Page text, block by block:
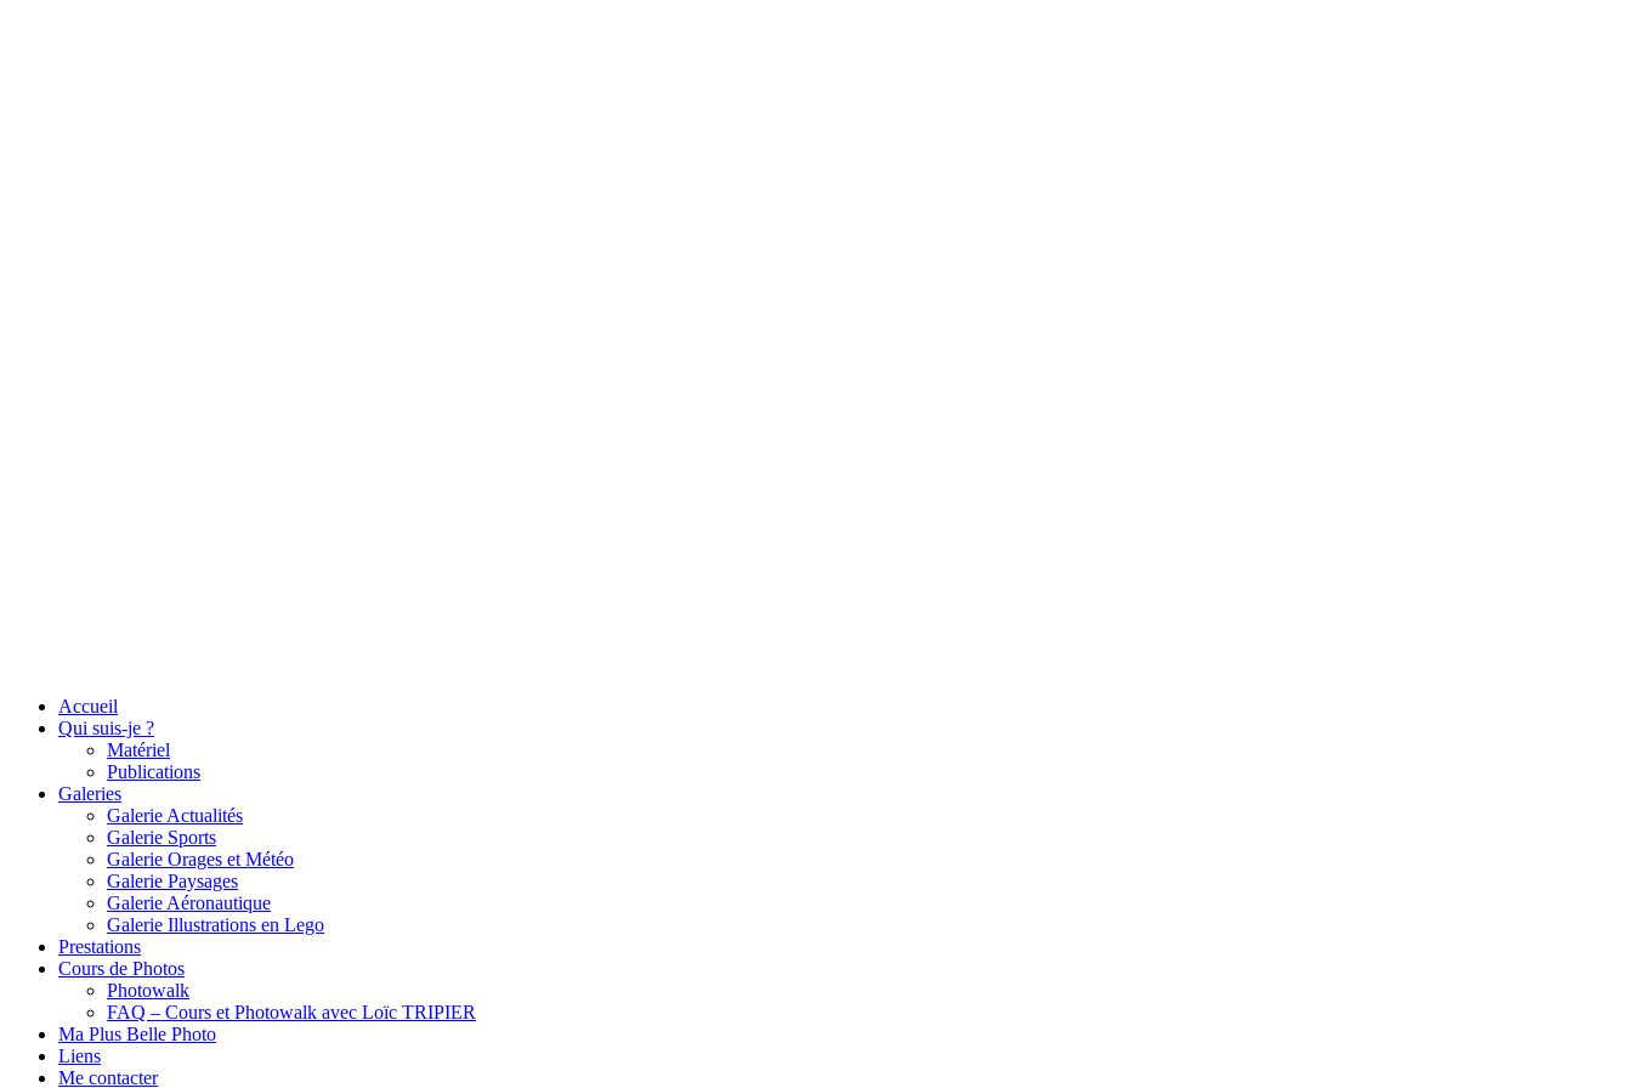
Accueil
Qui suis-je ?
Matériel
Publications
Galeries
Galerie Actualités
Galerie Sports
Galerie Orages et Météo
Galerie Paysages
Galerie Aéronautique
Galerie Illustrations en Lego
Prestations
Cours de Photos
Photowalk
FAQ – Cours et Photowalk avec Loïc TRIPIER
Ma Plus Belle Photo
Liens
Me contacter